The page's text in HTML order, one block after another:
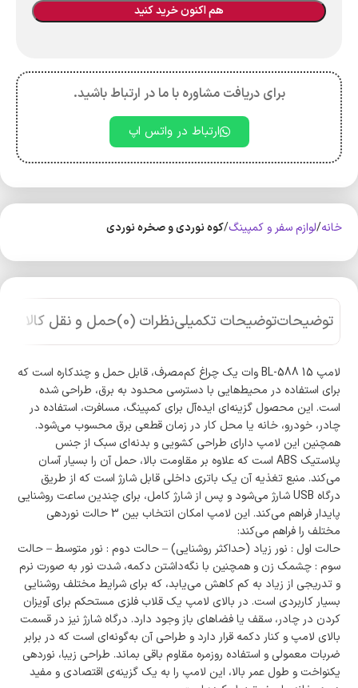
هم اکنون خرید کنید
برای دریافت مشاوره با ما در ارتباط باشید.
ارتباط در واتس اپ
خانه لوازم سفر و کمپینگ کوه‌ نوردی و صخره نوردی
توضیحاتتوضیحات تکمیلینظرات (0) حمل و نقل کالا
لامپ BL-588 15 وات یک چراغ کم‌مصرف، قابل حمل و چندکاره است که
برای استفاده در محیط‌هایی با دسترسی محدود به برق، طراحی شده
است. این محصول گزینه‌ای ایده‌آل برای کمپینگ، مسافرت، استفاده در
چادر، خودرو، خانه یا محل کار در زمان قطعی برق محسوب می‌شود.
همچنین این لامپ دارای طراحی کشویی و بدنه‌ای سبک از جنس
پلاستیک ABS است که علاوه بر مقاومت بالا، حمل آن را بسیار آسان
می‌کند. منبع تغذیه آن یک باتری داخلی قابل شارژ است که از طریق
درگاه USB شارژ می‌شود و پس از شارژ کامل، برای چندین ساعت روشنایی
پایدار فراهم می‌کند. این لامپ امکان انتخاب بین 3 حالت نوردهی
مختلف را فراهم می‌کند:
حالت اول : نور زیاد (حداکثر روشنایی) – حالت دوم : نور متوسط – حالت
سوم : چشمک زن و همچنین با نگه‌داشتن دکمه، شدت نور به صورت نرم
و تدریجی از زیاد به کم کاهش می‌یابد، که برای شرایط مختلف روشنایی
بسیار کاربردی است. در بالای لامپ یک قلاب فلزی مستحکم برای آویزان
کردن در چادر، سقف یا فضاهای باز وجود دارد. درگاه شارژ نیز در قسمت
بالای لامپ و کنار دکمه قرار دارد و طراحی آن به‌گونه‌ای است که در برابر
ضربات معمولی و استفاده روزمره مقاوم باقی بماند. طراحی زیبا، نوردهی
یکنواخت و طول عمر بالا، این لامپ را به یک گزینه‌ی اقتصادی و مفید